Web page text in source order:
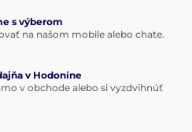
s výberom
na našom mobile alebo chate.
v Hodoníne
v obchode alebo si vyzdvihnúť